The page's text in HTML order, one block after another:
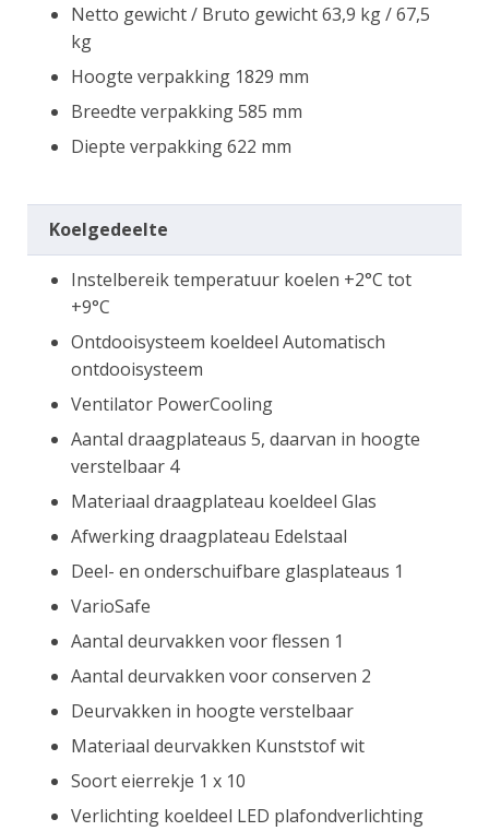
Netto gewicht / Bruto gewicht 63,9 kg / 67,5
kg
Hoogte verpakking 1829 mm
Breedte verpakking 585 mm
Diepte verpakking 622 mm
Koelgedeelte
Instelbereik temperatuur koelen +2°C tot
+9°C
Ontdooisysteem koeldeel Automatisch
ontdooisysteem
Ventilator PowerCooling
Aantal draagplateaus 5, daarvan in hoogte
verstelbaar 4
Materiaal draagplateau koeldeel Glas
Afwerking draagplateau Edelstaal
Deel- en onderschuifbare glasplateaus 1
VarioSafe
Aantal deurvakken voor flessen 1
Aantal deurvakken voor conserven 2
Deurvakken in hoogte verstelbaar
Materiaal deurvakken Kunststof wit
Soort eierrekje 1 x 10
Verlichting koeldeel LED plafondverlichting